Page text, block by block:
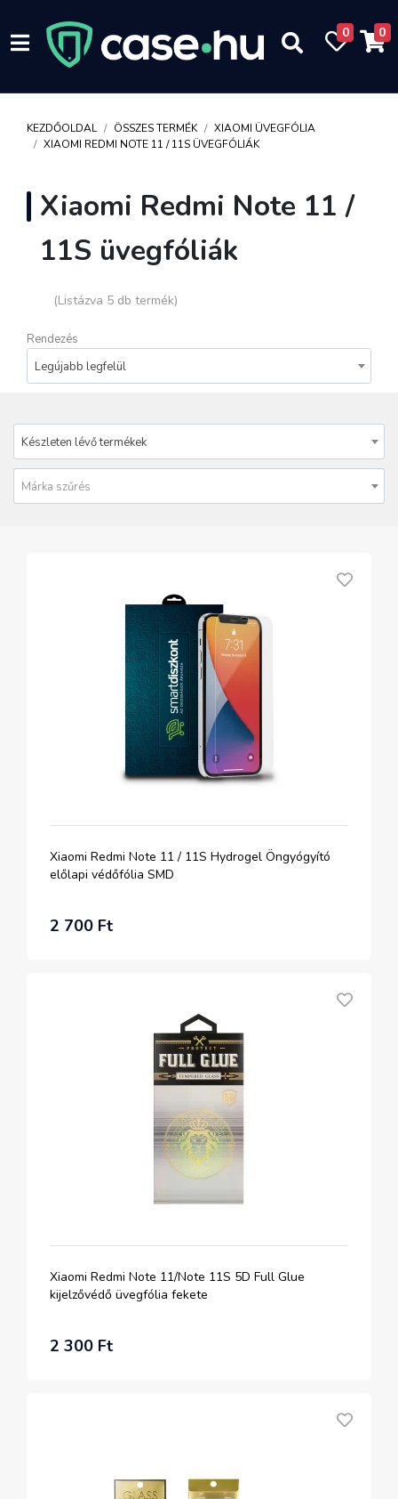
0 0
KEZDŐOLDAL ÖSSZES TERMÉK
XIAOMI ÜVEGFÓLIA
XIAOMI REDMI NOTE 11 / 11S ÜVEGFÓLIÁK
Xiaomi Redmi Note 11 /
11S üvegfóliák
(Listázva 5 db termék)
Rendezés
Legújabb legfelül
Készleten lévő termékek
Márka szűrés
Xiaomi Redmi Note 11 / 11S Hydrogel Öngyógyító
előlapi védőfólia SMD
2 700 Ft
Xiaomi Redmi Note 11/Note 11S 5D Full Glue
kijelzővédő üvegfólia fekete
2 300 Ft